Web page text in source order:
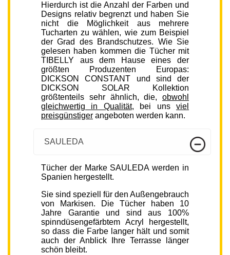
Hierdurch ist die Anzahl der Farben und
Designs relativ begrenzt und haben Sie
nicht die Möglichkeit aus mehrere
Tucharten zu wählen, wie zum Beispiel
der Grad des Brandschutzes. Wie Sie
gelesen haben kommen die Tücher mit
TIBELLY aus dem Hause eines der
größten Produzenten Europas:
DICKSON CONSTANT und sind der
DICKSON SOLAR Kollektion
größtenteils sehr ähnlich, die, obwohl
gleichwertig in Qualität, bei unsviel
preisgünstiger angeboten werden kann.
SAULEDA
Tücher der Marke SAULEDA werden in
Spanien hergestellt.
Sie sind speziell für den Außengebrauch
von Markisen. Die Tücher haben 10
Jahre Garantie und sind aus 100%
spinndüsengefärbtem Acryl hergestellt,
so dass die Farbe langer hält und somit
auch der Anblick Ihre Terrasse länger
schön bleibt.